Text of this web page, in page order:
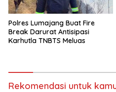
Polres Lumajang Buat Fire
Break Darurat Antisipasi
Karhutla TNBTS Meluas
Rekomendasi untuk